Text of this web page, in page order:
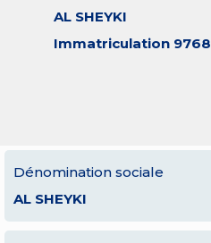
AL SHEYKI
Immatriculation 9768
Dénomination sociale
AL SHEYKI